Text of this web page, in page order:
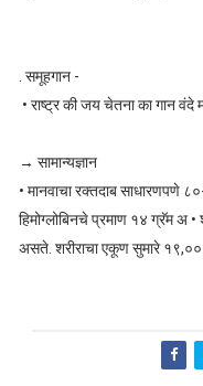
. समूहगान -
• राष्ट्र की जय चेतना का गान वंदे
→ सामान्यज्ञान
• मानवाचा रक्तदाब साधारणपणे
हिमोग्लोबिनचे प्रमाण १४ ग्रॅम अ
असते. शरीराचा एकूण सुमारे